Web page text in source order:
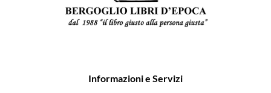
Informazioni e Servizi